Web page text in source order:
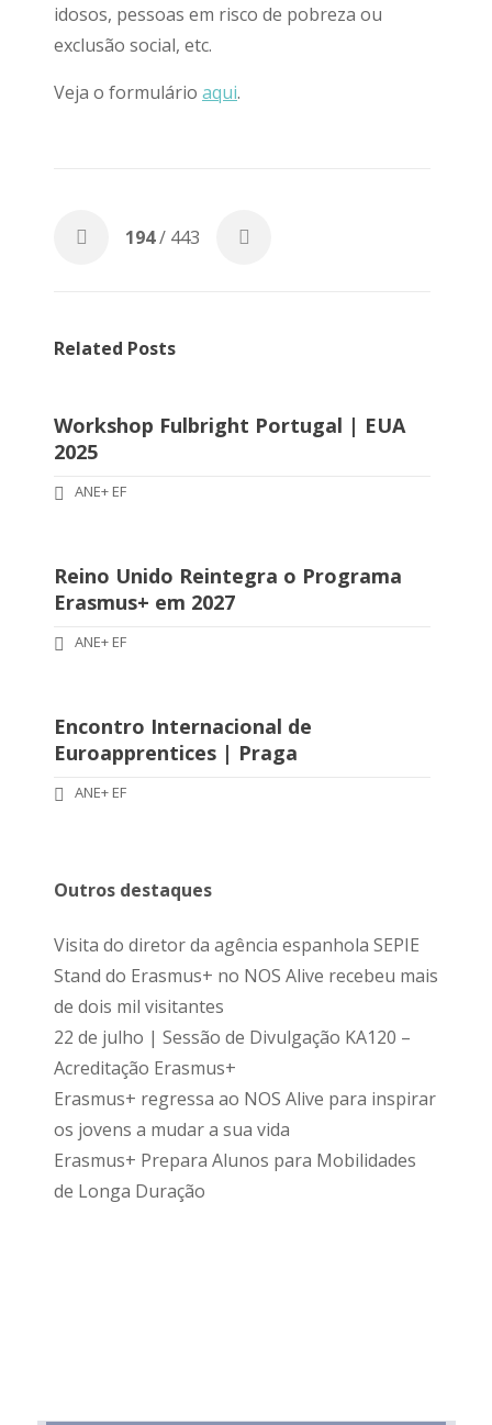
idosos, pessoas em risco de pobreza ou
exclusão social, etc.
Veja o formulário aqui.
194/ 443
Related Posts
Workshop Fulbright Portugal | EUA
2025
ANE+ EF
Reino Unido Reintegra o Programa
Erasmus+ em 2027
ANE+ EF
Encontro Internacional de
Euroapprentices | Praga
ANE+ EF
Outros destaques
Visita do diretor da agência espanhola SEPIE
Stand do Erasmus+ no NOS Alive recebeu mais
de dois mil visitantes
22 de julho | Sessão de Divulgação KA120 –
Acreditação Erasmus+
Erasmus+ regressa ao NOS Alive para inspirar
os jovens a mudar a sua vida
Erasmus+ Prepara Alunos para Mobilidades
de Longa Duração